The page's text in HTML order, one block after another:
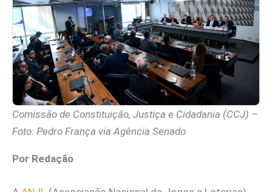
Comissão de Constituição, Justiça e Cidadania (CCJ) –
Foto: Pedro França via Agência Senado
Por Redação